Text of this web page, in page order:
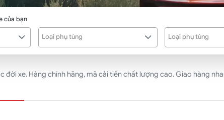
của bạn
Loại phụ tùng Loại phụ tùng
đời xe. Hàng chính hãng, mã cải tiến chất lượng cao. Giao hàng